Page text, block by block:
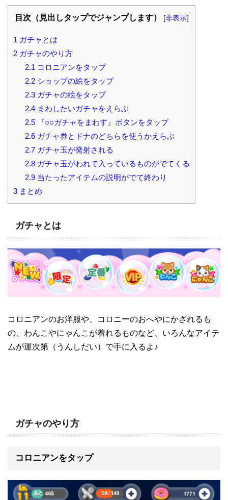
目次（見出しタップでジャンプします） [非表示]
1 ガチャとは
2 ガチャのやり方
2.1 コロニアンをタップ
2.2ショップの絵をタップ
2.3ガチャの絵をタップ
2.4まわしたいガチャをえらぶ
2.5『○○ガチャをまわす』ボタンをタップ
2.6ガチャ券とドナのどちらを使うかえらぶ
2.7ガチャ玉が発射される
2.8ガチャ玉がわれて入っているものがでてくる
2.9当たったアイテムの説明がでて終わり
3 まとめ
ガチャとは
コロニアンのお洋服や、コロニーのおへやにかざれるも
の、わんこやにゃんこが着れるものなど、いろんなアイテ
ムが運次第（うんしだい）で手に入るよ♪
ガチャのやり方
コロニアンをタップ